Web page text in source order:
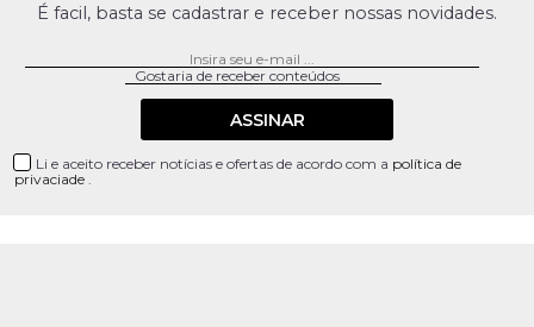
É facil, basta se cadastrar e receber nossas novidades.
ASSINAR
Li e aceito receber notícias e ofertas de acordo com a política de
privaciade .